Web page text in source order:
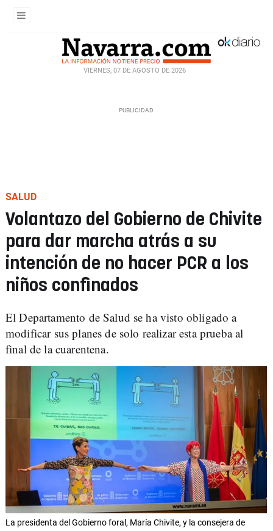
VIERNES, 07 DE AGOSTO DE 2026
SALUD
Volantazo del Gobierno de Chivite
para dar marcha atrás a su
intención de no hacer PCR a los
niños confinados
El Departamento de Salud se ha visto obligado a
modificar sus planes de solo realizar esta prueba al
final de la cuarentena.
La presidenta del Gobierno foral, María Chivite, y la consejera de